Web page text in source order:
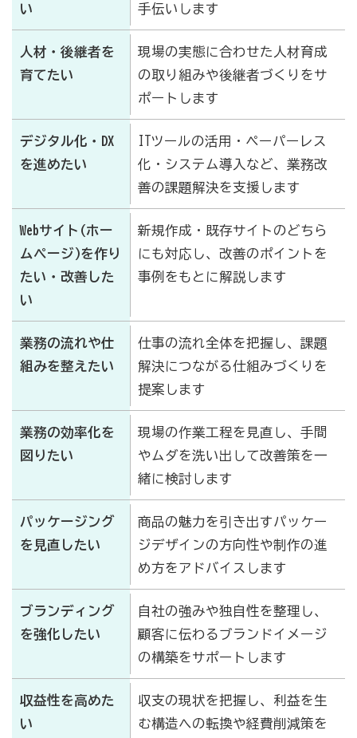
い 手伝いします
人材・後継者を
育てたい
現場の実態に合わせた人材育成
の取り組みや後継者づくりをサ
ポートします
デジタル化・DX
を進めたい
ITツールの活用・ペーパーレス
化・システム導入など、業務改
善の課題解決を支援します
Webサイト(ホー
ムページ)を作り
たい・改善した
い
新規作成・既存サイトのどちら
にも対応し、改善のポイントを
事例をもとに解説します
業務の流れや仕
組みを整えたい
仕事の流れ全体を把握し、課題
解決につながる仕組みづくりを
提案します
業務の効率化を
図りたい
現場の作業工程を見直し、手間
やムダを洗い出して改善策を一
緒に検討します
パッケージング
を見直したい
商品の魅力を引き出すパッケー
ジデザインの方向性や制作の進
め方をアドバイスします
ブランディング
を強化したい
自社の強みや独自性を整理し、
顧客に伝わるブランドイメージ
の構築をサポートします
収益性を高めた
い
収支の現状を把握し、利益を生
む構造への転換や経費削減策を